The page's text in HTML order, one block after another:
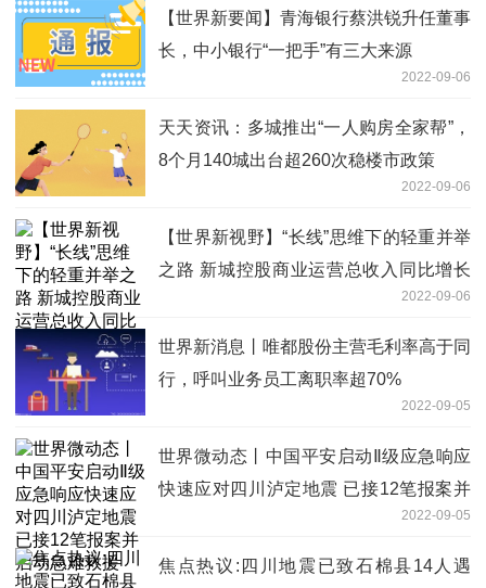
【世界新要闻】青海银行蔡洪锐升任董事
长，中小银行“一把手”有三大来源
2022-09-06
天天资讯：多城推出“一人购房全家帮”，
8个月140城出台超260次稳楼市政策
2022-09-06
【世界新视野】“长线”思维下的轻重并举
之路 新城控股商业运营总收入同比增长
2022-09-06
世界新消息丨唯都股份主营毛利率高于同
行，呼叫业务员工离职率超70%
2022-09-05
世界微动态丨中国平安启动Ⅱ级应急响应
快速应对四川泸定地震 已接12笔报案并
2022-09-05
焦点热议:四川地震已致石棉县14人遇